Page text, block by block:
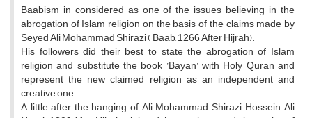
Baabism in considered as one of the issues believing in the
abrogation of Islam religion on the basis of the claims made by
Seyed Ali Mohammad Shirazi ( Baab, 1266 After Hijrah).
His followers did their best to state the abrogation of Islam
religion and substitute the book ’Bayan’ with Holy Quran and
represent the new claimed religion as an independent and
creative one.
A little after the hanging of Ali Mohammad Shirazi, Hossein Ali